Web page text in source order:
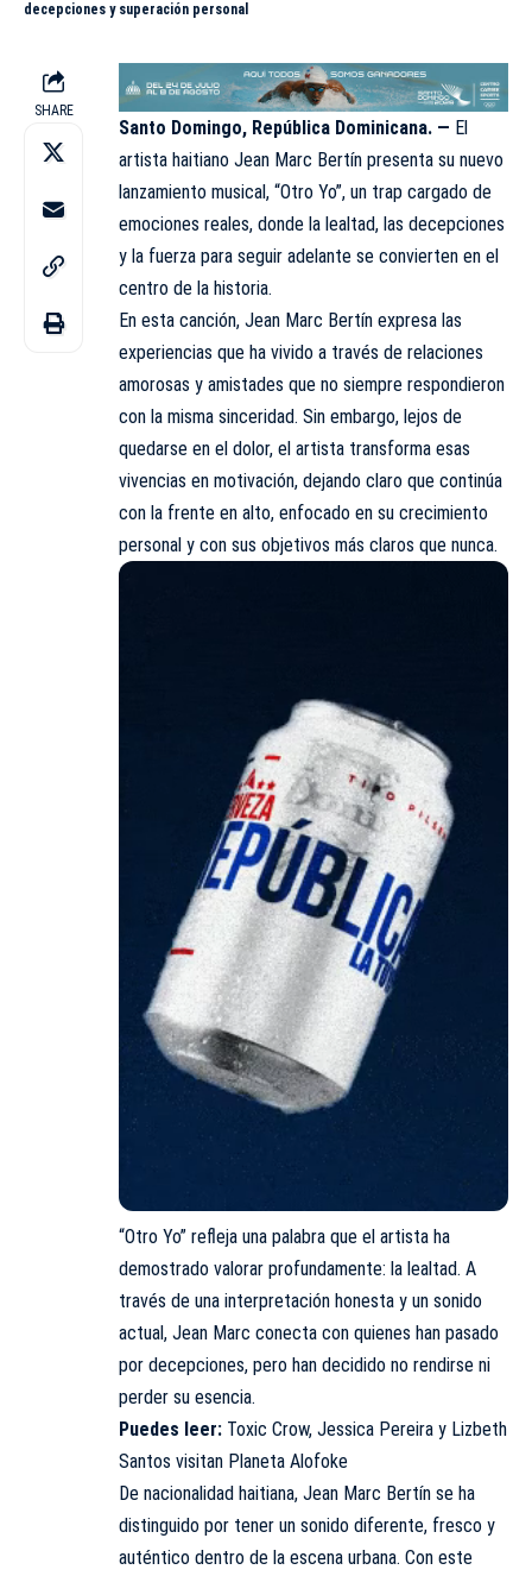
decepciones y superación personal
SHARE
Santo Domingo, República Dominicana. — El
artista haitiano Jean Marc Bertín presenta su nuevo
lanzamiento musical, “Otro Yo”, un trap cargado de
emociones reales, donde la lealtad, las decepciones
y la fuerza para seguir adelante se convierten en el
centro de la historia.
En esta canción, Jean Marc Bertín expresa las
experiencias que ha vivido a través de relaciones
amorosas y amistades que no siempre respondieron
con la misma sinceridad. Sin embargo, lejos de
quedarse en el dolor, el artista transforma esas
vivencias en motivación, dejando claro que continúa
con la frente en alto, enfocado en su crecimiento
personal y con sus objetivos más claros que nunca.
“Otro Yo” refleja una palabra que el artista ha
demostrado valorar profundamente: la lealtad. A
través de una interpretación honesta y un sonido
actual, Jean Marc conecta con quienes han pasado
por decepciones, pero han decidido no rendirse ni
perder su esencia.
Puedes leer: Toxic Crow, Jessica Pereira y Lizbeth
Santos visitan Planeta Alofoke
De nacionalidad haitiana, Jean Marc Bertín se ha
distinguido por tener un sonido diferente, fresco y
auténtico dentro de la escena urbana. Con este